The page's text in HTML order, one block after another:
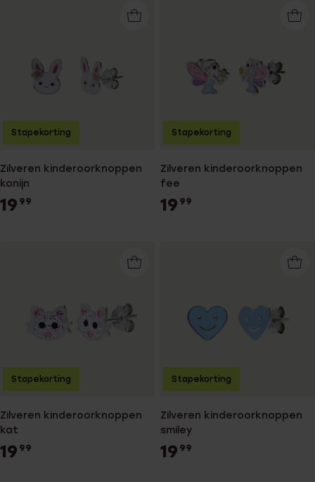
Zilveren kinderoorknoppen
konijn
19 99
Stapekorting
Zilveren kinderoorknoppen
fee
19 99
Stapekorting
Zilveren kinderoorknoppen
kat
19 99
Stapekorting
Zilveren kinderoorknoppen
smiley
19 99
Stapekorting